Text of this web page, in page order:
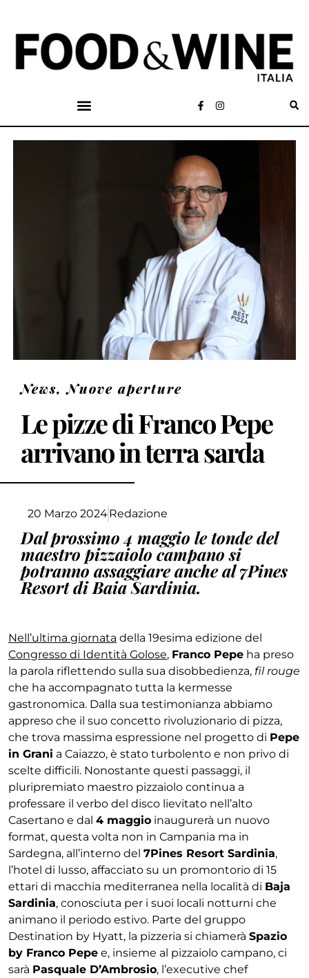
News,Nuove aperture
Le pizze di Franco Pepe
arrivano in terra sarda
20 Marzo 2024Redazione
Dal prossimo 4 maggio le tonde del
maestro pizzaiolo campano si
potranno assaggiare anche al 7Pines
Resort di Baia Sardinia.
Nell’ultima giornata della 19esima edizione del
Congresso di Identità Golose, Franco Pepe ha preso
la parola riflettendo sulla sua disobbedienza, fil rouge
che ha accompagnato tutta la kermesse
gastronomica. Dalla sua testimonianza abbiamo
appreso che il suo concetto rivoluzionario di pizza,
che trova massima espressione nel progetto di Pepe
in Grani a Caiazzo, è stato turbolento e non privo di
scelte difficili. Nonostante questi passaggi, il
pluripremiato maestro pizzaiolo continua a
professare il verbo del disco lievitato nell’alto
Casertano e dal 4 maggio inaugurerà un nuovo
format, questa volta non in Campania ma in
Sardegna, all’interno del 7Pines Resort Sardinia,
l’hotel di lusso, affacciato su un promontorio di 15
ettari di macchia mediterranea nella località di Baja
Sardinia, conosciuta per i suoi locali notturni che
animano il periodo estivo. Parte del gruppo
Destination by Hyatt, la pizzeria si chiamerà Spazio
by Franco Pepe e, insieme al pizzaiolo campano, ci
sarà Pasquale D’Ambrosio, l’executive chef